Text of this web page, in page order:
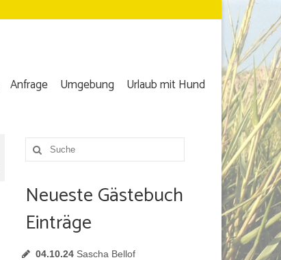
Anfrage Umgebung Urlaub mit Hund
Suche
nach:
Neueste Gästebuch
Einträge
04.10.24 Sascha Bellof